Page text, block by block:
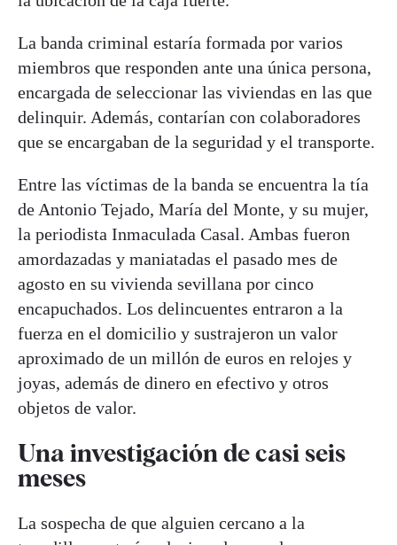
La banda criminal estaría formada por varios
miembros que responden ante una única persona,
encargada de seleccionar las viviendas en las que
delinquir. Además, contarían con colaboradores
que se encargaban de la seguridad y el transporte.
Entre las víctimas de la banda se encuentra la tía
de Antonio Tejado, María del Monte, y su mujer,
la periodista Inmaculada Casal. Ambas fueron
amordazadas y maniatadas el pasado mes de
agosto en su vivienda sevillana por cinco
encapuchados. Los delincuentes entraron a la
fuerza en el domicilio y sustrajeron un valor
aproximado de un millón de euros en relojes y
joyas, además de dinero en efectivo y otros
objetos de valor.
Una investigación de casi seis
meses
La sospecha de que alguien cercano a la